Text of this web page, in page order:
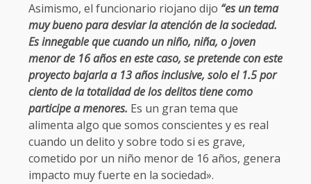
Asimismo, el funcionario riojano dijo “es un tema
muy bueno para desviar la atención de la sociedad.
Es innegable que cuando un niño, niña, o joven
menor de 16 años en este caso, se pretende con este
proyecto bajarla a 13 años inclusive, solo el 1.5 por
ciento de la totalidad de los delitos tiene como
participe a menores. Es un gran tema que
alimenta algo que somos conscientes y es real
cuando un delito y sobre todo si es grave,
cometido por un niño menor de 16 años, genera
impacto muy fuerte en la sociedad».